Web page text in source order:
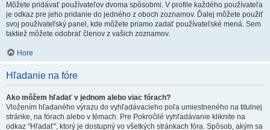
Môžete pridávať používateľov dvoma spôsobmi. V profile každého používateľa
je odkaz pre jeho pridanie do jedného z oboch zoznamov. Ďalej môžete použiť
svoj používateľský panel, kde môžete priamo zadať používateľské mená. Sem
taktiež môžete odobrať členov z vašich zoznamov.
Hore
Hľadanie na fóre
Ako môžem hľadať v jednom alebo viac fórach?
Vložením hľadaného výrazu do vyhľadávacieho poľa umiestneného na titulnej
stránke, na fórach alebo v témach. Pre Pokročilé vyhľadávanie kliknite na
odkaz "Hľadať", ktorý je dostupný vo všetkých stránkach fóra. Spôsob, akým sa